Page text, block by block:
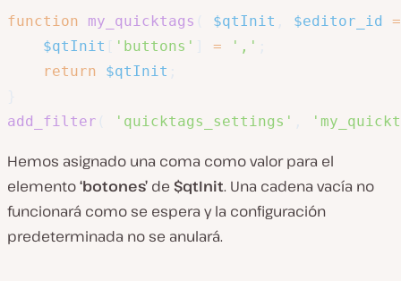
function my_quicktags $qtInit $editor_id
=
$qtInit
'buttons' = ','
return
$qtInit
add_filter
'quicktags_settings'
Hemos asignado una coma como valor para el
elemento‘botones’ de $qtInit. Una cadena vacía no
funcionará como se espera y la configuración
predeterminada no se anulará.